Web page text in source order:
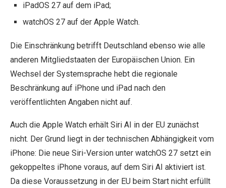
iPadOS 27 auf dem iPad;
watchOS 27 auf der Apple Watch.
Die Einschränkung betrifft Deutschland ebenso wie alle
anderen Mitgliedstaaten der Europäischen Union. Ein
Wechsel der Systemsprache hebt die regionale
Beschränkung auf iPhone und iPad nach den
veröffentlichten Angaben nicht auf.
Auch die Apple Watch erhält Siri AI in der EU zunächst
nicht. Der Grund liegt in der technischen Abhängigkeit vom
iPhone: Die neue Siri-Version unter watchOS 27 setzt ein
gekoppeltes iPhone voraus, auf dem Siri AI aktiviert ist.
Da diese Voraussetzung in der EU beim Start nicht erfüllt